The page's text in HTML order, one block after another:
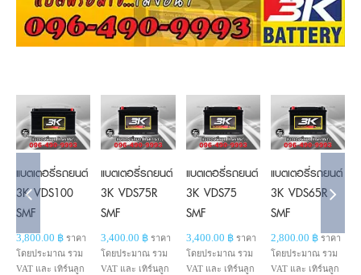
แบตเตอรี่รถยนต์
3K VDS100
SMF
3,800.00 ฿ ราคา
โดยประมาณ รวม
VAT และ เทิร์นลูก
Add to
cart
Details
แบตเตอรี่รถยนต์
3K VDS75R
SMF
3,400.00 ฿ ราคา
โดยประมาณ รวม
VAT และ เทิร์นลูก
Add to
cart
Details
แบตเตอรี่รถยนต์
3K VDS75
SMF
3,400.00 ฿ ราคา
โดยประมาณ รวม
VAT และ เทิร์นลูก
Add to
cart
Details
แบตเตอรี่รถยนต์
3K VDS65R
SMF
2,800.00 ฿ ราคา
โดยประมาณ รวม
VAT และ เทิร์นลูก
Add to
cart
Details